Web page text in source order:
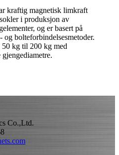
kraftig magnetisk limkraft
i produksjon av
og er basert på
og bolteforbindelsesmetoder.
kg til 200 kg med
Co.,Ltd.